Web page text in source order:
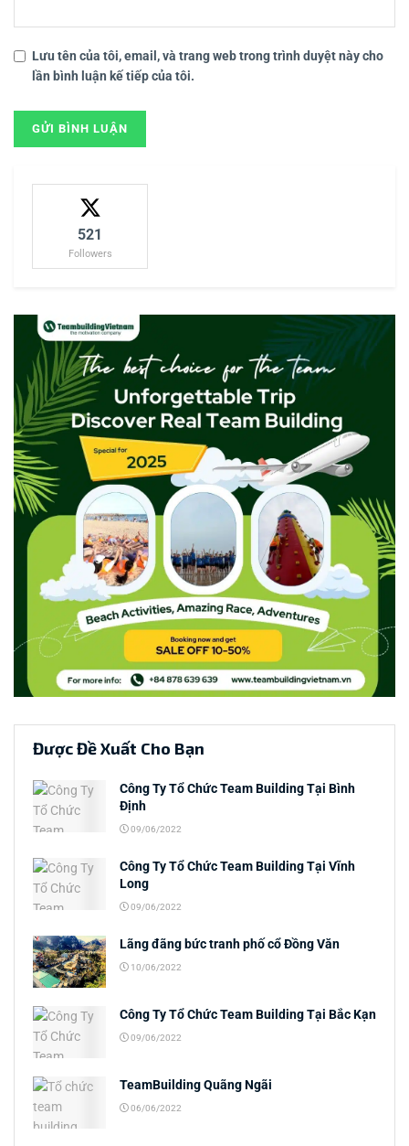
Lưu tên của tôi, email, và trang web trong trình duyệt này cho
lần bình luận kế tiếp của tôi.
521
Followers
Được Đề Xuất Cho Bạn
Công Ty Tổ Chức Team Building Tại Bình
Định
09/06/2022
Công Ty Tổ Chức Team Building Tại Vĩnh
Long
09/06/2022
Lãng đãng bức tranh phố cổ Đồng Văn
10/06/2022
Công Ty Tổ Chức Team Building Tại Bắc Kạn
09/06/2022
TeamBuilding Quãng Ngãi
06/06/2022